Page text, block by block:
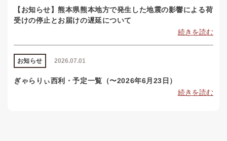
【お知らせ】熊本県熊本地方で発生した地震の影響による荷
受けの停止とお届けの遅延について
続きを読む
2026.07.01
お知らせ
ぎゃらりぃ西利・予定一覧（〜2026年6月23日）
続きを読む